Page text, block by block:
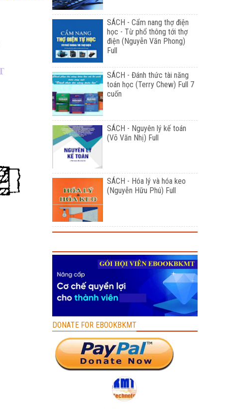
SÁCH - Cẩm nang thợ điện
học - Từ phổ thông tới thợ
điện (Nguyễn Văn Phong)
Full
SÁCH - Đánh thức tài năng
toán học (Terry Chew) Full 7
cuốn
SÁCH - Nguyên lý kế toán
(Võ Văn Nhị) Full
SÁCH - Hóa lý và hóa keo
(Nguyễn Hữu Phú) Full
DONATE FOR EBOOKBKMT